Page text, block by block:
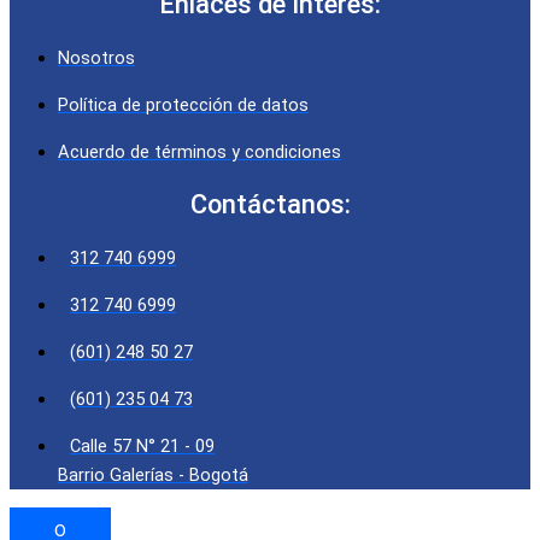
Nosotros
Política de protección de datos
Acuerdo de términos y condiciones
Contáctanos:
312 740 6999
312 740 6999
(601) 248 50 27
(601) 235 04 73
Calle 57 N° 21 - 09
Barrio Galerías - Bogotá
0